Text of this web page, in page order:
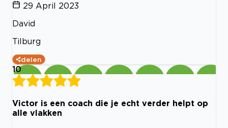
29 April 2023
David
Tilburg
delen
10
Victor is een coach die je echt verder helpt op
alle vlakken